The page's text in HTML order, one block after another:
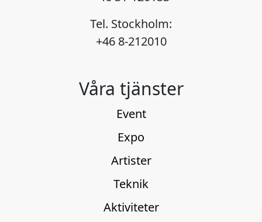
Tel. Stockholm:
+46 8-212010
Våra tjänster
Event
Expo
Artister
Teknik
Aktiviteter